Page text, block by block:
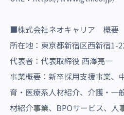
■株式会社ネオキャリア 概要
所在地：東京都新宿区西新宿1-
代表者：代表取締役 西澤亮一
事業概要：新卒採用支援事業、
育・医療系人材紹介、介護・一
材紹介事業、BPOサービス、人